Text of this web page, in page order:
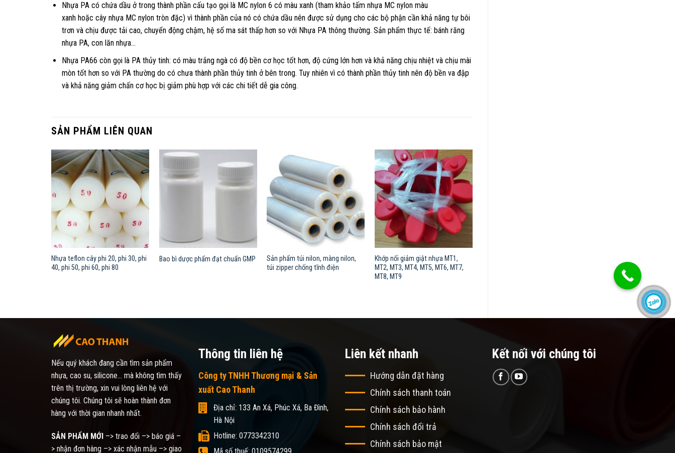
Nhựa PA có chứa dầu ở trong thành phần cấu tạo gọi là MC nylon 6 có màu xanh (tham khảo tấm nhựa MC nylon màu
xanh hoặc cây nhựa MC nylon tròn đặc) vì thành phần của nó có chứa dầu nên được sử dụng cho các bộ phận cần khả năng tự bôi
trơn và chịu được tải cao, chuyển động chậm, hệ số ma sát thấp hơn so với Nhựa PA thông thường. Sản phẩm thực tế: bánh răng
nhựa PA, con lăn nhựa…
Nhựa PA66 còn gọi là PA thủy tinh: có màu trắng ngà có độ bền cơ học tốt hơn, độ cứng lớn hơn và khả năng chịu nhiệt và chịu mài
mòn tốt hơn so với PA thường do có chưa thành phần thủy tinh ở bên trong. Tuy nhiên vì có thành phần thủy tinh nên độ bền va đập
và khả năng giảm chấn cơ học bị giảm phù hợp với các chi tiết dễ gia công.
SẢN PHẨM LIÊN QUAN
Nhựa teflon cây phi 20, phi 30, phi
40, phi 50, phi 60, phi 80
Bao bì dược phẩm đạt chuẩn GMP
Sản phẩm túi nilon, màng nilon,
túi zipper chống tĩnh điện
Khớp nối giảm giật nhựa MT1,
MT2, MT3, MT4, MT5, MT6, MT7,
MT8, MT9
Nếu quý khách đang cần tìm sản phẩm
nhựa, cao su, silicone... mà không tìm thấy
trên thị trường, xin vui lòng liên hệ với
chúng tôi. Chúng tôi sẽ hoàn thành đơn
hàng với thời gian nhanh nhất.
SẢN PHẨM MỚI –> trao đổi –> báo giá –
> nhận đơn hàng –> xác nhận mẫu –> giao
Thông tin liên hệ
Công ty TNHH Thương mại & Sản
xuất Cao Thanh
Địa chỉ: 133 An Xá, Phúc Xá, Ba Đình,
Hà Nội
Hotline: 0773342310
Mã số thuế: 0109574299
Liên kết nhanh
Hướng dẫn đặt hàng
Chính sách thanh toán
Chính sách bảo hành
Chính sách đổi trả
Chính sách bảo mật
Kết nối với chúng tôi